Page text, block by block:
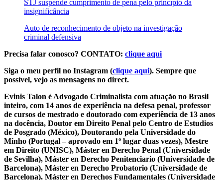
STJ suspende cumprimento de pena pelo princípio da
insignificância
Auto de reconhecimento de objeto na investigação
criminal defensiva
Precisa falar conosco? CONTATO: clique aqui
Siga o meu perfil no Instagram (clique aqui). Sempre que
possível, vejo as mensagens no direct.
Evinis Talon é Advogado Criminalista com atuação no Brasil
inteiro, com 14 anos de experiência na defesa penal, professor
de cursos de mestrado e doutorado com experiência de 13 anos
na docência, Doutor em Direito Penal pelo Centro de Estudios
de Posgrado (México), Doutorando pela Universidade do
Minho (Portugal – aprovado em 1º lugar duas vezes), Mestre
em Direito (UNISC), Máster en Derecho Penal (Universidade
de Sevilha), Máster en Derecho Penitenciario (Universidade de
Barcelona), Máster en Derecho Probatorio (Universidade de
Barcelona), Máster en Derechos Fundamentales (Universidade